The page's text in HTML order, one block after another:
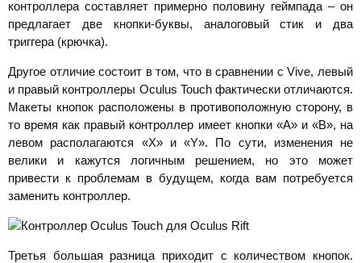
контроллера составляет примерно половину геймпада – он
предлагает две кнопки-буквы, аналоговый стик и два
триггера (крючка).
Другое отличие состоит в том, что в сравнении с Vive, левый
и правый контроллеры Oculus Touch фактически отличаются.
Макеты кнопок расположены в противоположную сторону, в
то время как правый контроллер имеет кнопки «А» и «B», на
левом располагаются «X» и «Y». По сути, изменения не
велики и кажутся логичным решением, но это может
привести к проблемам в будущем, когда вам потребуется
заменить контроллер.
Третья большая разница приходит с количеством кнопок.